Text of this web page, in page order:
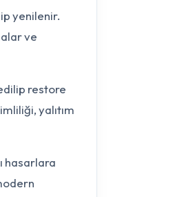
yenilenir.
ve
restore
yalıtım
hasarlara